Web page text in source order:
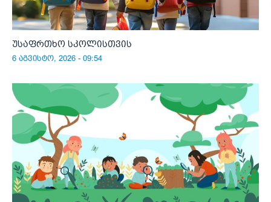
უსაფრთხო სკოლისთვის
6 აგვისტო, 2026 - 09:54